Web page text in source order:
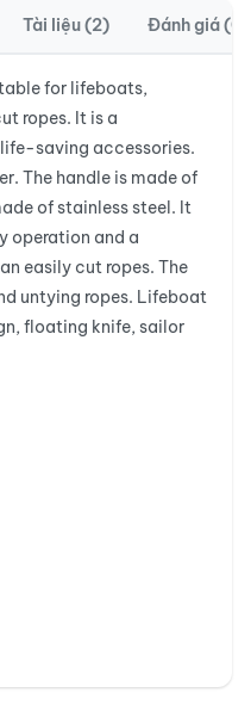
Tài liệu (2) Đánh giá (0)
for lifeboats,
ropes. It is a
saving accessories.
The handle is made of
of stainless steel. It
operation and a
easily cut ropes. The
untying ropes. Lifeboat
floating knife, sailor